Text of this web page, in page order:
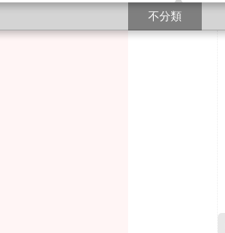
不分類